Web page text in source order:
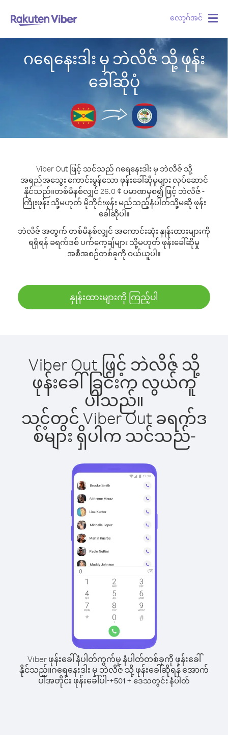
လော့ဂ်အင်
ဂရေနေးဒါး မှ ဘဲလိဇ် သို့ ဖုန်း
ခေါ်ဆိုပုံ
Viber Out ဖြင့် သင်သည် ဂရေနေးဒါး မှ ဘဲလိဇ် သို့
အရည်အသွေး ကောင်းမွန်သော ဖုန်းခေါ်ဆိုမှုများ လုပ်ဆောင်
နိုင်သည်။တစ်မိနစ်လျှင် 26.0 ¢ ပမာဏမှစ၍ ဖြင့် ဘဲလိဇ် -
ကြိုးဖုန်း သို့မဟုတ် မိုဘိုင်းဖုန်း မည်သည့်နံပါတ်သို့မဆို ဖုန်း
ခေါ်ဆိုပါ။
ဘဲလိဇ် အတွက် တစ်မိနစ်လျှင် အကောင်းဆုံး နှုန်းထားများကို
ရရှိရန် ခရက်ဒစ် ပက်ကေ့ချ်များ သို့မဟုတ် ဖုန်းခေါ်ဆိုမှု
အစီအစဉ်တစ်ခုကို ဝယ်ယူပါ။
နှုန်းထားများကို ကြည့်ပါ
Viber Out ဖြင့် ဘဲလိဇ် သို့
ဖုန်းခေါ်ခြင်းက လွယ်ကူ
ပါသည်။
သင့်တွင် Viber Out ခရက်ဒ
စ်များ ရှိပါက သင်သည်-
Viber ဖုန်းခေါ်နံပါတ်ကွက်မှ နံပါတ်တစ်ခုကို ဖုန်းခေါ်
နိုင်သည်။ဂရေနေးဒါး မှ ဘဲလိဇ် သို့ ဖုန်းခေါ်ဆိုရန် အောက်
ပါအတိုင်း ဖုန်းခေါ်ပါ-+501 +ဒေသတွင်း နံပါတ်